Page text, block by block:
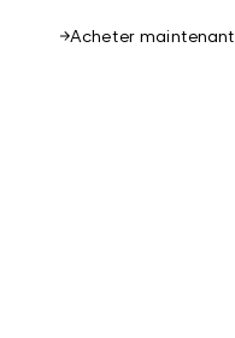
Acheter maintenant